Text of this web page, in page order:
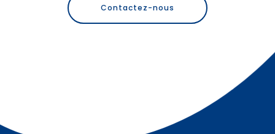
Contactez-nous